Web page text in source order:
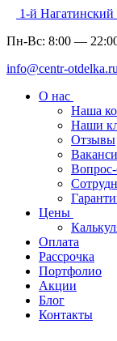
1-й
Пн-Вс: 8:00 —
info@centr-otdelka.ru
О нас
Наша
Наши
Отзывы
Вопрос-
Цены
Оплата
Рассрочка
Портфолио
Акции
Блог
Контакты